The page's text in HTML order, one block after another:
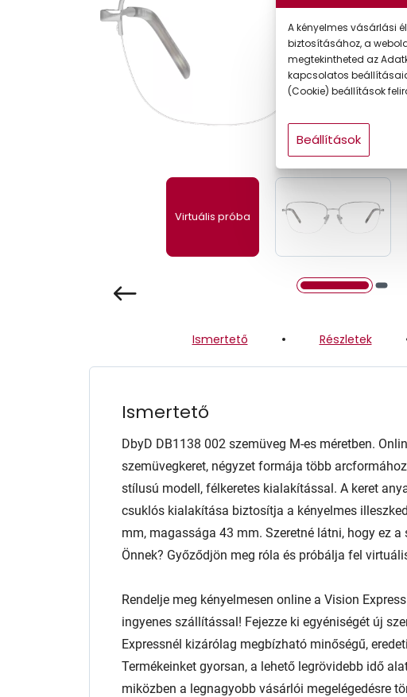
Gyermek
Virtuális próba
Ismertető Részletek
Ismertető
DbyD DB1138 002 szemüveg M-es méretben.
szemüvegkeret, négyzet formája több
stílusú modell, félkeretes kialakítással. A keret
csuklós kialakítása biztosítja a kényelmes
mm, magassága 43 mm. Szeretné látni, hogy ez a
Önnek? Győződjön meg róla és próbálja fel
Rendelje meg kényelmesen online a Vision
ingyenes szállítással! Fejezze ki egyéniségét új
Expressnél kizárólag megbízható minőségű,
Termékeinket gyorsan, a lehető legrövidebb idő
miközben a legnagyobb vásárlói megelégedésre
A kényelmes vásárlási
biztosításához, a
megtekintheted az
kapcsolatos
(Cookie) beállítások
Beállítások